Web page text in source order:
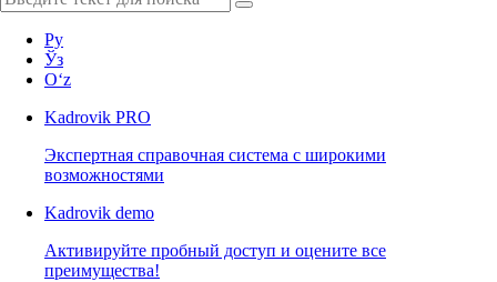
Ру
Ўз
Oʻz
Kadrovik PRO
Экспертная справочная система с широкими
возможностями
Kadrovik demo
Активируйте пробный доступ и оцените все
преимущества!